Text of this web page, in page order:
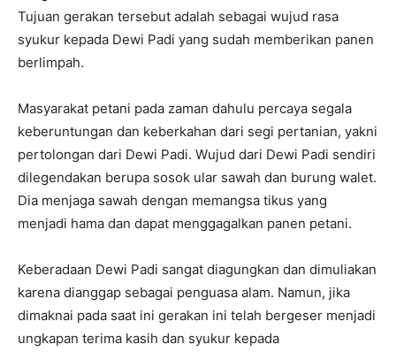
Tujuan gerakan tersebut adalah sebagai wujud rasa
syukur kepada Dewi Padi yang sudah memberikan panen
berlimpah.
Masyarakat petani pada zaman dahulu percaya segala
keberuntungan dan keberkahan dari segi pertanian, yakni
pertolongan dari Dewi Padi. Wujud dari Dewi Padi sendiri
dilegendakan berupa sosok ular sawah dan burung walet.
Dia menjaga sawah dengan memangsa tikus yang
menjadi hama dan dapat menggagalkan panen petani.
Keberadaan Dewi Padi sangat diagungkan dan dimuliakan
karena dianggap sebagai penguasa alam. Namun, jika
dimaknai pada saat ini gerakan ini telah bergeser menjadi
ungkapan terima kasih dan syukur kepada